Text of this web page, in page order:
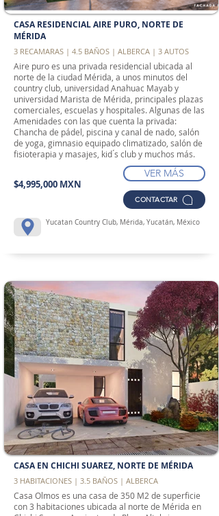
CASA RESIDENCIAL AIRE PURO, NORTE DE
MÉRIDA
3 RECAMARAS | 4.5 BAÑOS | ALBERCA | 3 AUTOS
Aire puro es una privada residencial ubicada al
norte de la ciudad Mérida, a unos minutos del
country club, universidad Anahuac Mayab y
universidad Marista de Mérida, principales plazas
comerciales, escuelas y hospitales. Algunas de las
Amenidades con las que cuenta la privada:
Chancha de pádel, piscina y canal de nado, salón
de yoga, gimnasio equipado climatizado, salón de
fisioterapia y masajes, kid ́s club y muchos más.
$4,995,000 MXN
VER MÁS
CONTACTAR
Yucatan Country Club, Mérida, Yucatán, México
CASA EN CHICHI SUAREZ, NORTE DE MÉRIDA
3 HABITACIONES | 3.5 BAÑOS | ALBERCA
Casa Olmos es una casa de 350 M2 de superficie
con 3 habitaciones ubicada al norte de Mérida en